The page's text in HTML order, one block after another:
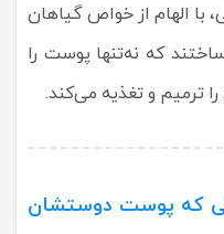
الهام از خواص گیاهان
که نه‌تنها پوست را
ترمیم و تغذیه می‌کند.
که پوست دوستشان